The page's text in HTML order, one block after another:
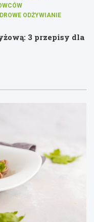
ODŻYWIANIE
3 przepisy dla